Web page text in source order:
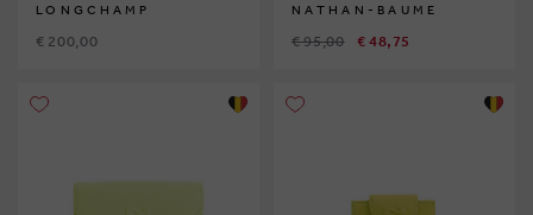
LONGCHAMP
€ 200,00
NATHAN-BAUME
€ 95,00 € 48,75